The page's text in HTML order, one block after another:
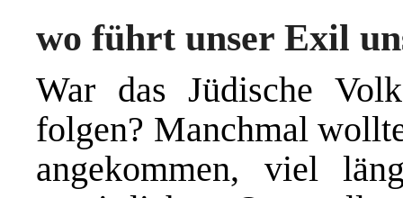
wo führt unser Exil
War das Jüdische
folgen? Manchmal
angekommen, viel